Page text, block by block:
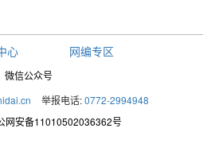
心 网编专区
微信公众号
举报电话:0772-2994948
网安备11010502036362号